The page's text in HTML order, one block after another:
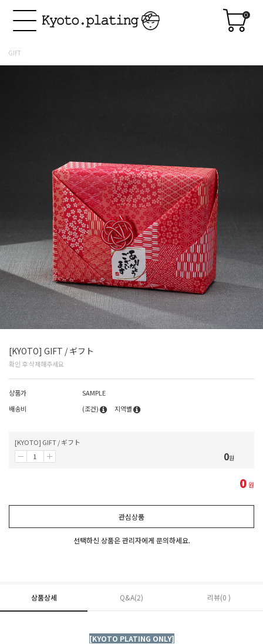
0
GIFT
[KYOTO] GIFT / ギフト
확인 후 삭제해주세요
상품가
SAMPLE
배송비
(조건) 지역별
[KYOTO] GIFT / ギフト
0원
0원
관심상품
선택하신 상품은 관리자에게 문의하세요.
상품상세 Q&A(2) 리뷰(0 )
[KYOTO PLATING ONLY]